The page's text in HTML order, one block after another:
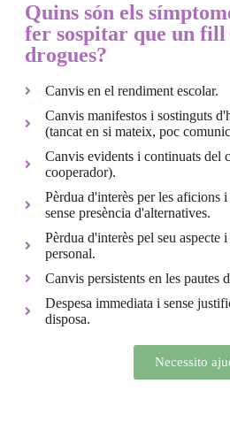
Quins són els
fer sospitar que un fill
drogues?
Canvis en el rendiment escolar.
Canvis manifestos i sostinguts
(tancat en si mateix, poc
Canvis evidents i continuats del
cooperador).
Pèrdua d'interès per les aficions
sense presència d'alternatives.
Pèrdua d'interès pel seu aspecte
personal.
Canvis persistents en les pautes
Despesa immediata i sense
disposa.
Necessito